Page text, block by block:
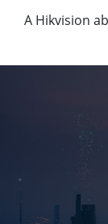
A Hikvision